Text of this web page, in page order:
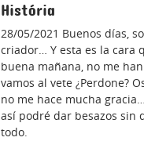
História
28/05/2021 Buenos días,
criador… Y esta es la cara
buena mañana, no me
vamos al vete ¿Perdone?
no me hace mucha
así podré dar besazos sin
todo.